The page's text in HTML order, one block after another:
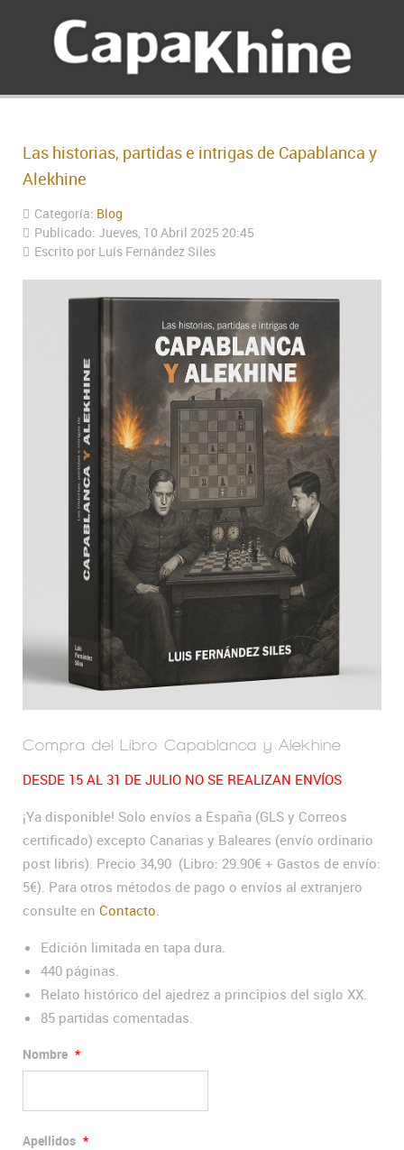
Las historias, partidas e intrigas de Capablanca y
Alekhine
Categoría: Blog
Publicado: Jueves, 10 Abril 2025 20:45
Escrito por Luís Fernández Siles
Compra del Libro Capablanca y Alekhine
DESDE 15 AL 31 DE JULIO NO SE REALIZAN ENVÍOS
¡Ya disponible! Solo envíos a España (GLS y Correos
certificado) excepto Canarias y Baleares (envío ordinario
post libris). Precio 34,90 (Libro: 29.90€ + Gastos de envío:
5€). Para otros métodos de pago o envíos al extranjero
consulte en Contacto
Edición limitada en tapa dura.
440 páginas.
Relato histórico del ajedrez a principios del siglo XX.
85 partidas comentadas.
Nombre *
Apellidos *